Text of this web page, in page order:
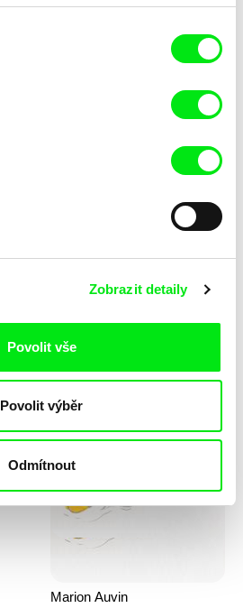
Zobrazit detaily
Povolit vše
Povolit výběr
Odmítnout
KO but happy
Marion Auvin